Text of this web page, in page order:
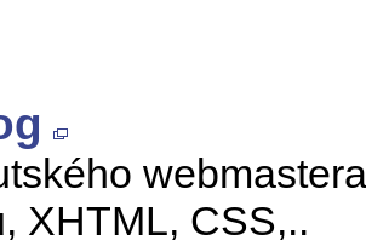
XHTML, CSS,..